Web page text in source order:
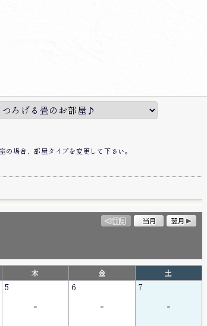
の場合、部屋タイプを変更して下さい。
木 金 土
5
-
6
-
7
-